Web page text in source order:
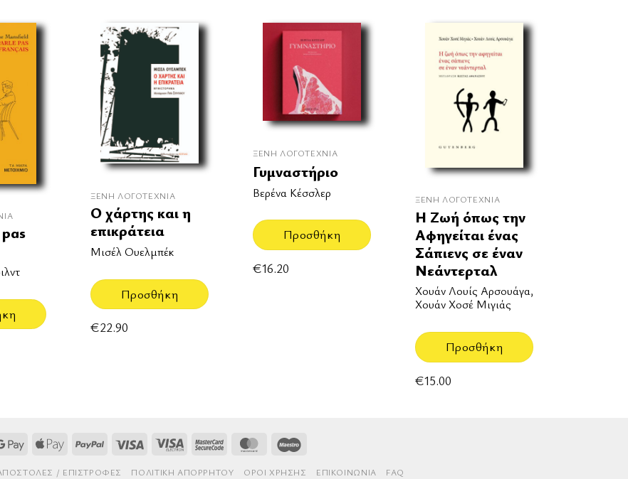
ΞΈΝΗ ΛΟΓΟΤΕΧΝΊΑ
Ο χάρτης και η
επικράτεια
Μισέλ Ουελμπέκ
Προσθήκη
€22.90
ΞΈΝΗ ΛΟΓΟΤΕΧΝΊΑ
Γυμναστήριο
Βερένα Κέσσλερ
Προσθήκη
€16.20
ΞΈΝΗ ΛΟΓΟΤΕΧΝΊΑ
Η Ζωή όπως την
Αφηγείται ένας
Σάπιενς σε έναν
Νεάντερταλ
Χουάν Λουίς Αρσουάγα,
Χουάν Χοσέ Μιγιάς
Προσθήκη
€15.00
Google Apple
PayPal Visa
Visa
MasterCardMasterCard
/ ΕΠΙΣΤΡΟΦΈΣ ΠΟΛΙΤΙΚΉ ΑΠΟΡΡΉΤΟΥ ΌΡΟΙ ΧΡΉΣΗΣ ΕΠΙΚΟΙΝΩΝΊΑ FAQ